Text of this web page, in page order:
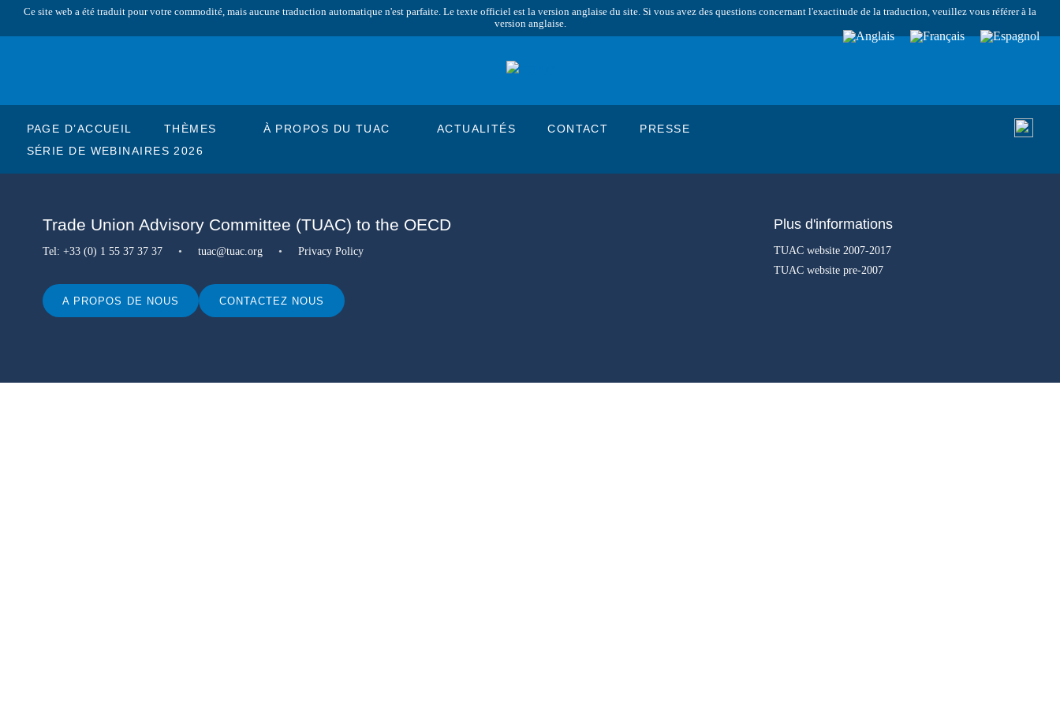
Ce site web a été traduit pour votre commodité, mais aucune traduction automatique n'est parfaite. Le texte officiel est la version anglaise du site. Si vous avez des questions concernant l'exactitude de la traduction, veuillez vous référer à la
version anglaise.
PAGE D’ACCUEIL THÈMES À PROPOS DU TUAC ACTUALITÉS CONTACT
PRESSE
SÉRIE DE WEBINAIRES 2026
Trade Union Advisory Committee (TUAC) to the OECD
Tel: +33 (0) 1 55 37 37 37 • tuac@tuac.org • Privacy Policy
A PROPOS DE NOUS CONTACTEZ NOUS
Plus d'informations
TUAC website 2007-2017
TUAC website pre-2007